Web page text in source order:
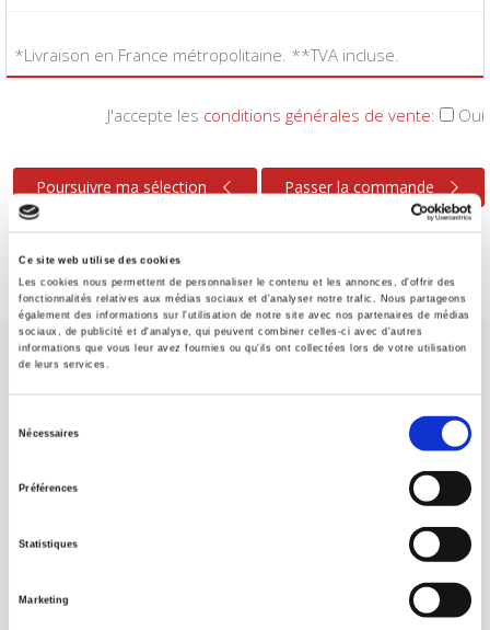
Ce site web utilise des cookies
Les cookies nous permettent de personnaliser le contenu et les annonces, d'offrir des
fonctionnalités relatives aux médias sociaux et d'analyser notre trafic. Nous partageons
également des informations sur l'utilisation de notre site avec nos partenaires de médias
sociaux, de publicité et d'analyse, qui peuvent combiner celles-ci avec d'autres
informations que vous leur avez fournies ou qu'ils ont collectées lors de votre utilisation
de leurs services.
Nécessaires
Préférences
Statistiques
Marketing
*Livraison en France métropolitaine. **TVA incluse.
J'accepte les conditions générales de vente: Oui
Poursuivre ma sélection Passer la commande
Maison d'édition dédiée aux sciences humaines et sociales, les
Presses de Sciences Po participent depuis leur création en 1976
FOREIGN RIGHTS